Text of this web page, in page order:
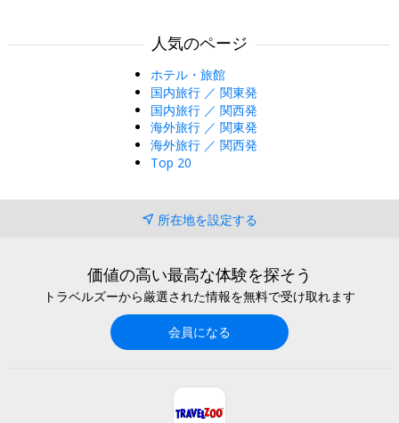
人気のページ
ホテル・旅館
国内旅行 ／ 関東発
国内旅行 ／ 関西発
海外旅行 ／ 関東発
海外旅行 ／ 関西発
Top 20
所在地を設定する
価値の高い最高な体験を探そう
トラベルズーから厳選された情報を無料で受け取れます
会員になる